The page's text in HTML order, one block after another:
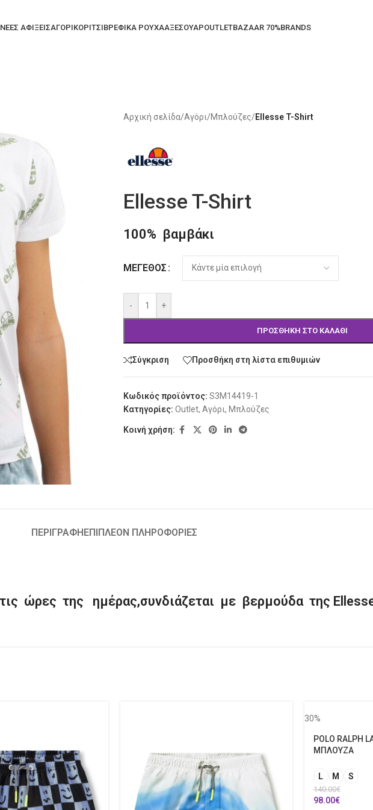
ΝΕΕΣ ΑΦΙΞΕΙΣΑΓΟΡΙΚΟΡΙΤΣΙΒΡΕΦΙΚΑ ΡΟΥΧΑΑΞΕΣΟΥΑΡOUTLETBAZAAR 70%BRANDS
Αρχική σελίδα/Αγόρι/Μπλούζες/Ellesse T-Shirt
Ellesse T-Shirt
100% βαμβάκι
ΜΈΓΕΘΟΣ
- +
ΠΡΟΣΘΉΚΗ ΣΤΟ ΚΑΛΆΘΙ
Alternative:
Σύγκριση Προσθήκη στη λίστα επιθυμιών
Κωδικός προϊόντος: S3M14419-1
Κατηγορίες: Outlet, Αγόρι, Μπλούζες
Κοινή χρήση:
ΠΕΡΙΓΡΑΦΉΕΠΙΠΛΈΟΝ ΠΛΗΡΟΦΟΡΊΕΣ
ώρες της ημέρας,συνδιάζεται με βερμούδα της
30%
POLO RALPH
ΜΠΛΟΥΖΑ
L M S
140.00€
98.00€